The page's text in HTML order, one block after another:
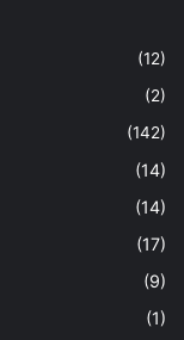
(12)
(2)
(142)
(14)
(14)
(17)
(9)
(1)